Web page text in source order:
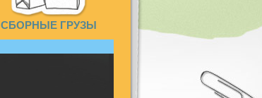
СБОРНЫЕ ГРУЗЫ